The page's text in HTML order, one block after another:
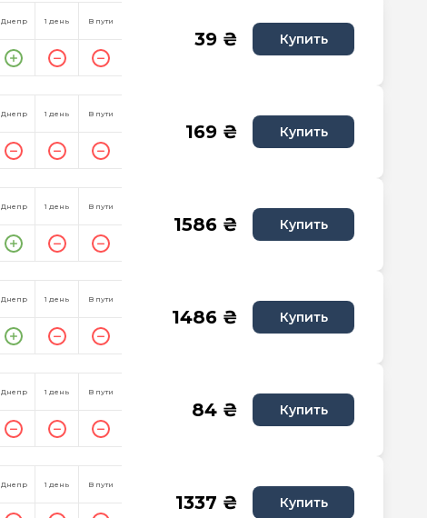
Днепр 1 день В пути
39 ₴ Купить
Днепр 1 день В пути
169 ₴ Купить
Днепр 1 день В пути
1586 ₴ Купить
Днепр 1 день В пути
1486 ₴ Купить
Днепр 1 день В пути
84 ₴ Купить
Днепр 1 день В пути
1337 ₴ Купить